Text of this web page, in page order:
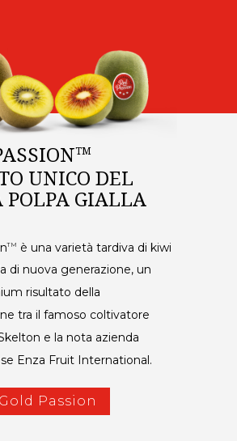
TM
UNICO DEL
GIALLA
TM
è una varietà tardiva di kiwi
di nuova generazione, un
risultato della
tra il famoso coltivatore
e la nota azienda
Enza Fruit International.
Passion